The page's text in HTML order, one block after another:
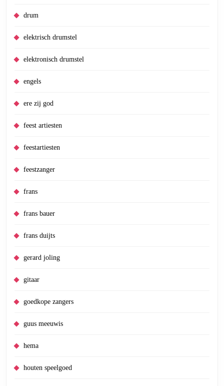
drum
elektrisch drumstel
elektronisch drumstel
engels
ere zij god
feest artiesten
feestartiesten
feestzanger
frans
frans bauer
frans duijts
gerard joling
gitaar
goedkope zangers
guus meeuwis
hema
houten speelgoed